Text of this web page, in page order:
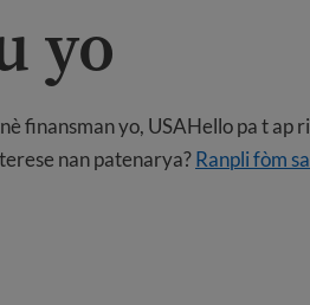
yo
finansman yo, USAHello pa t ap
nan patenarya?Ranpli fòm